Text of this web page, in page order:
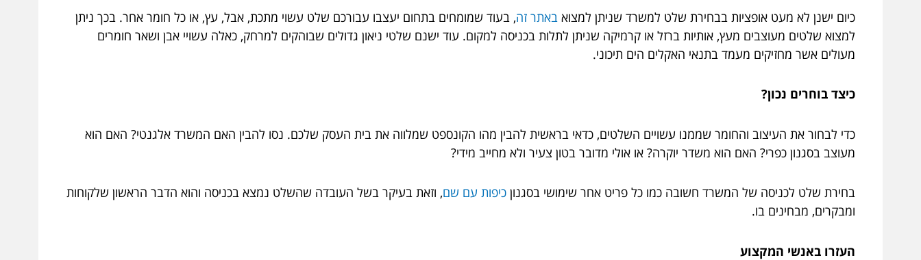
כיום ישנן לא מעט אופציות בבחירת שלט למשרד שניתן למצוא באתר זה, בעוד שמומחים בתחום יעצבו עבורכם שלט עשוי מתכת, אבל, עץ, או כל חומר אחר. בכך ניתן
למצוא שלטים מעוצבים מעץ, אותיות ברזל או קרמיקה שניתן לתלות בכניסה למקום. עוד ישנם שלטי ניאון גדולים שבוהקים למרחק, כאלה עשויי אבן ושאר חומרים
מעולים אשר מחזיקים מעמד בתנאי האקלים הים תיכוני.
כיצד בוחרים נכון?
כדי לבחור את העיצוב והחומר שממנו עשויים השלטים, כדאי בראשית להבין מהו הקונספט שמלווה את בית העסק שלכם. נסו להבין האם המשרד אלגנטי? האם הוא
מעוצב בסגנון כפרי? האם הוא משדר יוקרה? או אולי מדובר בטון צעיר ולא מחייב מידי?
בחירת שלט לכניסה של המשרד חשובה כמו כל פריט אחר שימושי בסגנון כיפות עם שם, וזאת בעיקר בשל העובדה שהשלט נמצא בכניסה והוא הדבר הראשון שלקוחות
ומבקרים, מבחינים בו.
העזרו באנשי המקצוע